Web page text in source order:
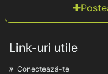
Link-uri utile
Conectează-te